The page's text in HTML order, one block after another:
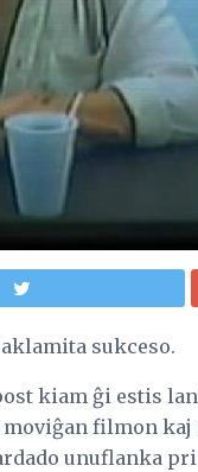
sukceso.
kiam ĝi estis
filmon
unuflanka